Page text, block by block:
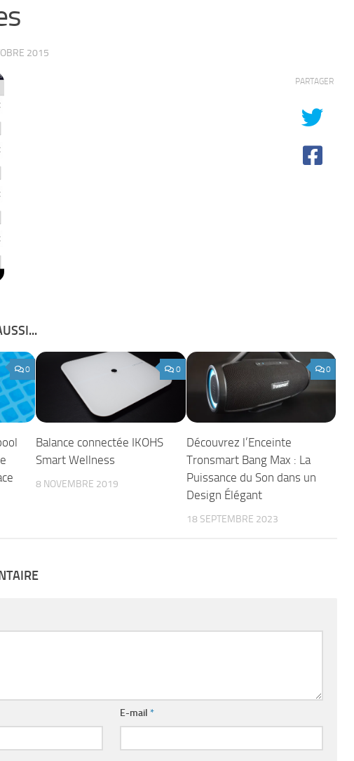
2015
PARTAGER
0 0
Balance connectée IKOHS
Smart Wellness
8 NOVEMBRE 2019
0
Découvrez l’Enceinte
Tronsmart Bang Max : La
Puissance du Son dans un
Design Élégant
18 SEPTEMBRE 2023
E-mail*